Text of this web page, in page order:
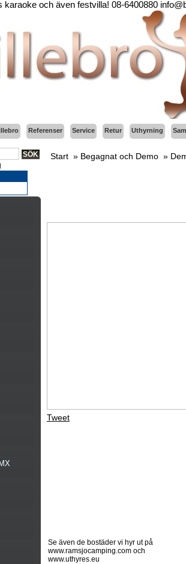
karaoke och även festvilla! 08-6400880
Referenser Service Retur Uthyrning
Start » Begagnat och Demo »
Tweet
Se även de bostäder vi hyr ut på
www.ramsjocamping.com och
www.uthyres.eu